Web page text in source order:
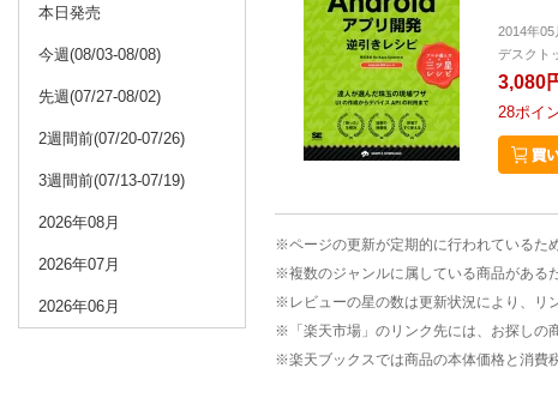
本日発売
今週(08/03-08/08)
先週(07/27-08/02)
2週間前(07/20-07/26)
3週間前(07/13-07/19)
2026年08月
2026年07月
2026年06月
2014年05
デスクト
3,080
28ポイ
※ページの更新が定期的に行われているた
※複数のジャンルに属している商品がある
※レビューの星の数は更新状況により、リ
※「楽天市場」のリンク先には、お探しの
※楽天ブックスでは商品の本体価格と消費